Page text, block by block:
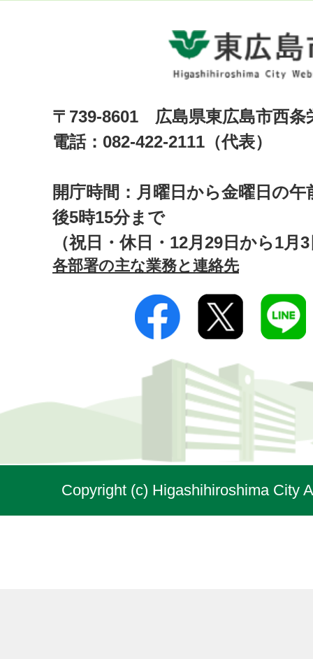
〒739-8601 広島県東広島市西
電話：082-422-2111（代表）
開庁時間：月曜日から金曜日の午
後5時15分まで
（祝日・休日・12月29日から1月
各部署の主な業務と連絡先
Copyright (c) Higashihiroshima City